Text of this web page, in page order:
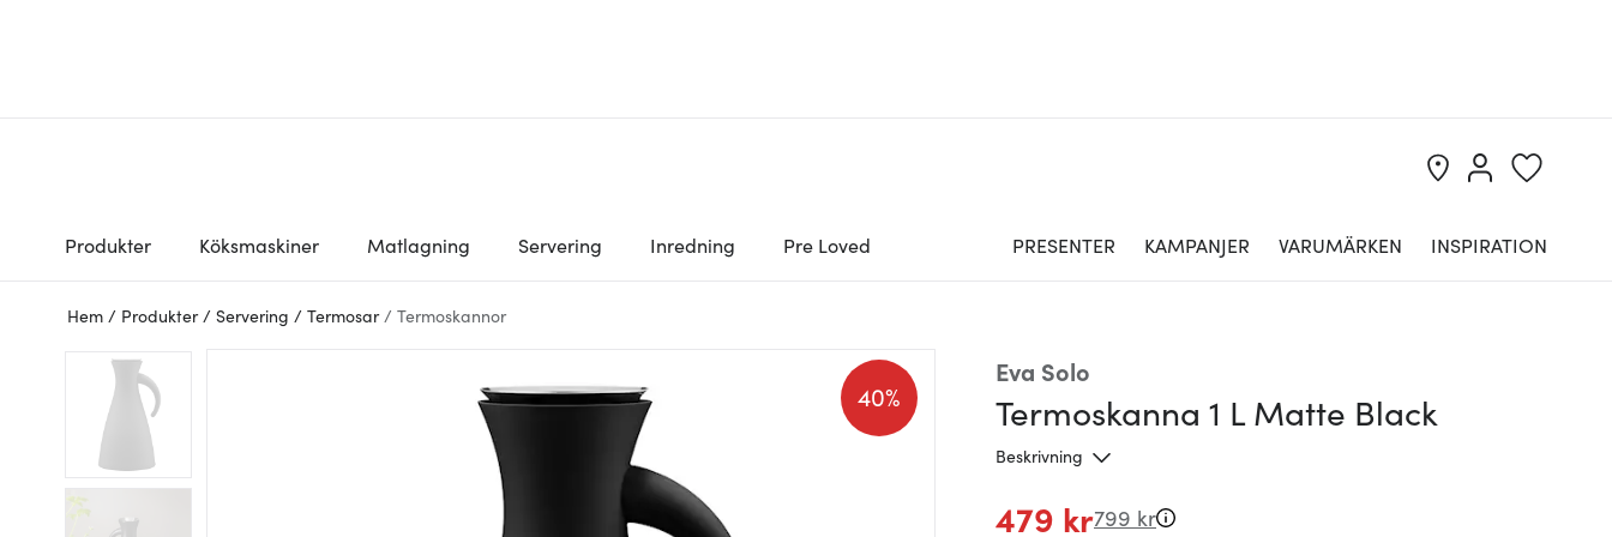
Produkter Köksmaskiner Matlagning Servering Inredning Pre Loved PRESENTER KAMPANJER VARUMÄRKEN INSPIRATION
Hem / Produkter / Servering / Termosar / Termoskannor
Eva Solo
Termoskanna 1 L Matte Black
Beskrivning
40%
479 kr799 kr